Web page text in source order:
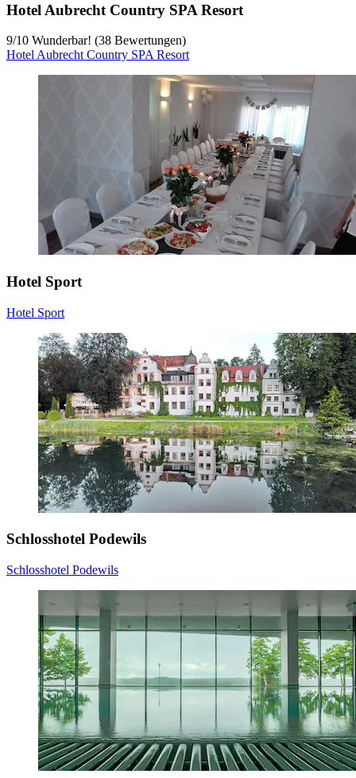
Hotel Aubrecht Country SPA Resort
9/10 Wunderbar! (38 Bewertungen)
Hotel Aubrecht Country SPA Resort
Hotel Sport
Hotel Sport
Schlosshotel Podewils
Schlosshotel Podewils